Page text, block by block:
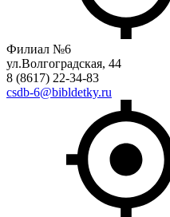
Филиал №6
ул.Волгоградская, 44
8 (8617) 22-34-83
csdb-6@bibldetky.ru